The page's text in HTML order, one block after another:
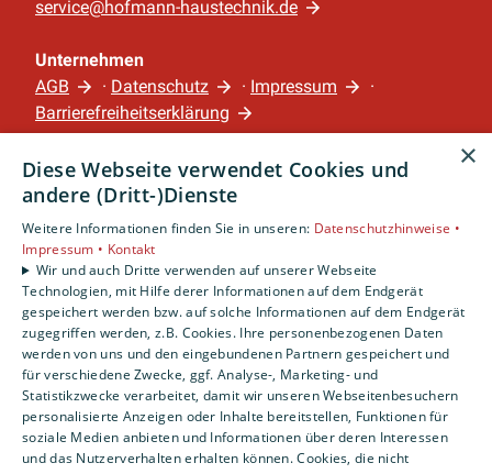
service@hofmann-haustechnik.de
Unternehmen
AGB
· Datenschutz · Impressum
·
Barrierefreiheitserklärung
Leistungen
Privatkunden
Gewerbekunden
Karriere
Unternehmen
Standort
Nürnberg
×
Diese Webseite verwendet Cookies und
andere (Dritt-)Dienste
Weitere Informationen finden Sie in unseren: Datenschutzhinweise •
Impressum • Kontakt
Wir und auch Dritte verwenden auf unserer Webseite
Technologien, mit Hilfe derer Informationen auf dem Endgerät
gespeichert werden bzw. auf solche Informationen auf dem Endgerät
zugegriffen werden, z.B. Cookies. Ihre personenbezogenen Daten
werden von uns und den eingebundenen Partnern gespeichert und
für verschiedene Zwecke, ggf. Analyse-, Marketing- und
Statistikzwecke verarbeitet, damit wir unseren Webseitenbesuchern
personalisierte Anzeigen oder Inhalte bereitstellen, Funktionen für
soziale Medien anbieten und Informationen über deren Interessen
und das Nutzerverhalten erhalten können. Cookies, die nicht